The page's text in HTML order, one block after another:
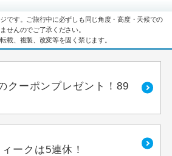
です。ご旅行中に必ずしも同じ角度・高度・天候での
せんのでご了承ください。
載、複製、改変等を固く禁じます。
クーポンプレゼント！89
ークは5連休！